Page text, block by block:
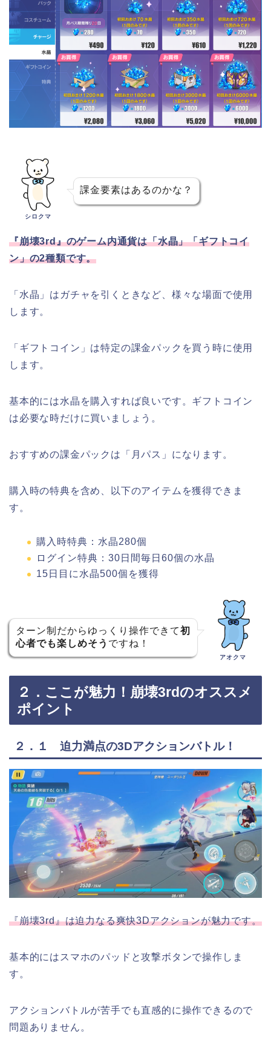
シロクマ
課金要素はあるのかな？
『崩壊3rd』のゲーム内通貨は「水晶」「ギフトコイ
ン」の2種類です。
「水晶」はガチャを引くときなど、様々な場面で使用
します。
「ギフトコイン」は特定の課金パックを買う時に使用
します。
基本的には水晶を購入すれば良いです。ギフトコイン
は必要な時だけに買いましょう。
おすすめの課金パックは「月パス」になります。
購入時の特典を含め、以下のアイテムを獲得できま
す。
購入時特典：水晶280個
ログイン特典：30日間毎日60個の水晶
15日目に水晶500個を獲得
ターン制だからゆっくり操作できて初
心者でも楽しめそう ですね！
アオクマ
２．ここが魅力！崩壊3rdのオススメ
ポイント
２．１ 迫力満点の3Dアクションバトル！
『崩壊3rd』は迫力なる爽快3Dアクションが魅力です。
基本的にはスマホのパッドと攻撃ボタンで操作しま
す。
アクションバトルが苦手でも直感的に操作できるので
問題ありません。